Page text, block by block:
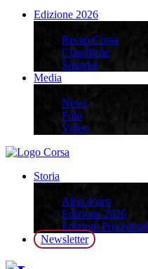
Edizione 2026
Recap Corsa
Classifiche
Squadre
Media
News
Foto
Video
Storia
Albo d’oro
Edizione 2026
Edizioni Precedenti
Newsletter